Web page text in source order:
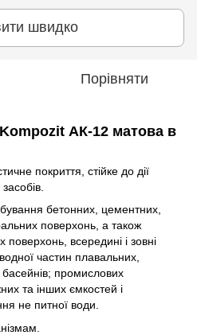
швидко
Порівняти
АК-12 матова в
покриття, стійке до дії
бетонних, цементних,
поверхонь, а також
поверхонь, всередині і зовні
частин плавальних,
басейнів; промислових
та інших ємкостей і
не питної води.